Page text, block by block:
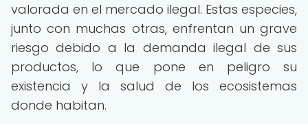
valorada en el mercado ilegal. Estas especies,
junto con muchas otras, enfrentan un grave
riesgo debido a la demanda ilegal de sus
productos, lo que pone en peligro su
existencia y la salud de los ecosistemas
donde habitan.